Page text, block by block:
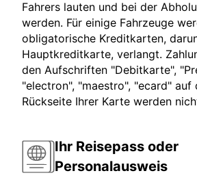
Fahrers lauten und bei der
werden. Für einige Fahrzeuge
obligatorische Kreditkarten,
Hauptkreditkarte, verlangt.
den Aufschriften "Debitkarte",
"electron", "maestro", "ecard"
Rückseite Ihrer Karte werden
Ihr Reisepass oder
Personalausweis